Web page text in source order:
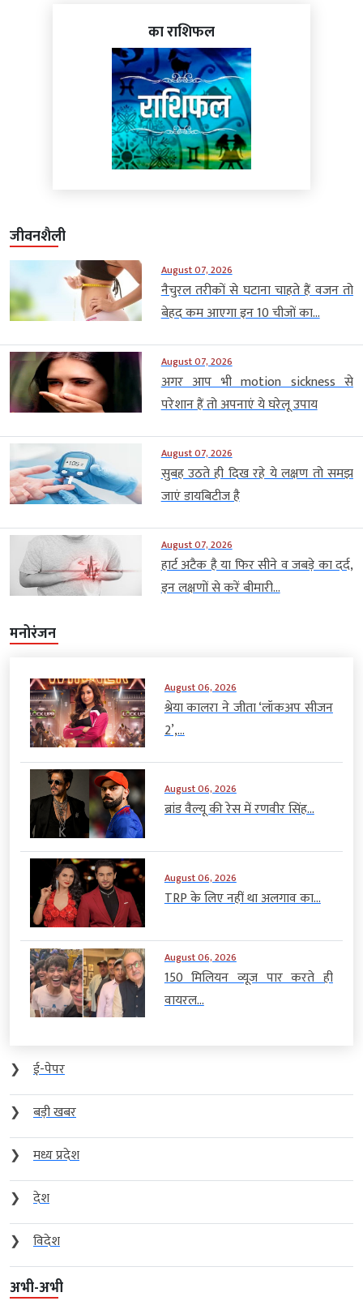
का राशिफल
जीवनशैली
August 07, 2026
नैचुरल तरीकों से घटाना चाहते हैं वजन तो
बेहद कम आएगा इन 10 चीजों का...
August 07, 2026
अगर आप भी motion sickness से
परेशान हैं तो अपनाएं ये घरेलू उपाय
August 07, 2026
सुबह उठते ही दिख रहे ये लक्षण तो समझ
जाएं डायबिटीज है
August 07, 2026
हार्ट अटैक है या फिर सीने व जबड़े का दर्द,
इन लक्षणों से करें बीमारी...
मनोरंजन
August 06, 2026
श्रेया कालरा ने जीता ‘लॉकअप सीजन
2’,...
August 06, 2026
ब्रांड वैल्यू की रेस में रणवीर सिंह...
August 06, 2026
TRP के लिए नहीं था अलगाव का...
August 06, 2026
150 मिलियन व्यूज पार करते ही
वायरल...
❯
ई-पेपर
❯
बड़ी खबर
❯
मध्य प्रदेश
❯
देश
❯
विदेश
अभी-अभी